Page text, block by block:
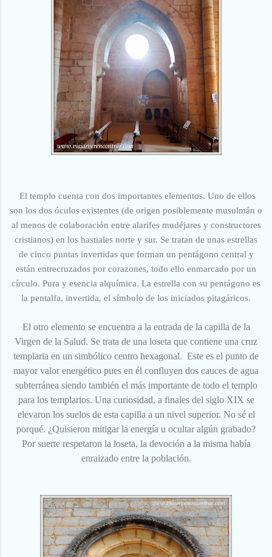
El templo cuenta con dos importantes elementos. Uno de ellos
son los dos óculos existentes (de origen posiblemente musulmán o
al menos de colaboración entre alarifes mudéjares y constructores
cristianos) en los hastiales norte y sur. Se tratan de unas estrellas
de cinco puntas invertidas que forman un pentágono central y
están entrecruzados por corazones, todo ello enmarcado por un
círculo. Pura y esencia alquímica. La estrella con su pentágono es
la pentalfa, invertida, el símbolo de los iniciados pitagáricos.
El otro elemento se encuentra a la entrada de la capilla de la
Virgen de la Salud. Se trata de una loseta que contiene una cruz
templaria en un simbólico centro hexagonal. Este es el punto de
mayor valor energético pues en él confluyen dos cauces de agua
subterránea siendo también el más importante de todo el templo
para los templarios. Una curiosidad, a finales del siglo XIX se
elevaron los suelos de esta capilla a un nivel superior. No sé el
porqué. ¿Quisieron mitigar la energía u ocultar algún grabado?
Por suerte respetaron la loseta, la devoción a la misma había
enraizado entre la población.